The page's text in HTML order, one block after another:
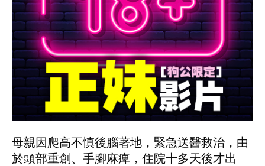
母親因爬高不慎後腦著地，緊急送醫救治，由
於頭部重創、手腳麻痺，住院十多天後才出